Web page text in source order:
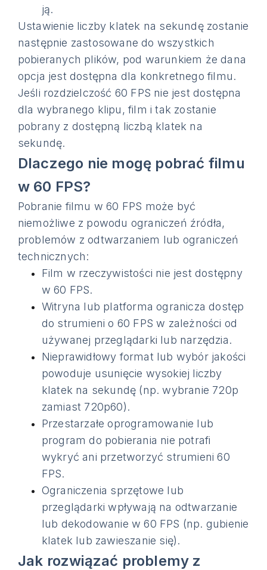
ją.
Ustawienie liczby klatek na sekundę zostanie
następnie zastosowane do wszystkich
pobieranych plików, pod warunkiem że dana
opcja jest dostępna dla konkretnego filmu.
Jeśli rozdzielczość 60 FPS nie jest dostępna
dla wybranego klipu, film i tak zostanie
pobrany z dostępną liczbą klatek na
sekundę.
Dlaczego nie mogę pobrać filmu
w 60 FPS?
Pobranie filmu w 60 FPS może być
niemożliwe z powodu ograniczeń źródła,
problemów z odtwarzaniem lub ograniczeń
technicznych:
Film w rzeczywistości nie jest dostępny
w 60 FPS.
Witryna lub platforma ogranicza dostęp
do strumieni o 60 FPS w zależności od
używanej przeglądarki lub narzędzia.
Nieprawidłowy format lub wybór jakości
powoduje usunięcie wysokiej liczby
klatek na sekundę (np. wybranie 720p
zamiast 720p60).
Przestarzałe oprogramowanie lub
program do pobierania nie potrafi
wykryć ani przetworzyć strumieni 60
FPS.
Ograniczenia sprzętowe lub
przeglądarki wpływają na odtwarzanie
lub dekodowanie w 60 FPS (np. gubienie
klatek lub zawieszanie się).
Jak rozwiązać problemy z